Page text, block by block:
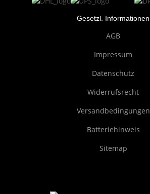
Gesetzl. Informationen
AGB
Impressum
Datenschutz
Widerrufsrecht
Versandbedingungen
Batteriehinweis
Sitemap